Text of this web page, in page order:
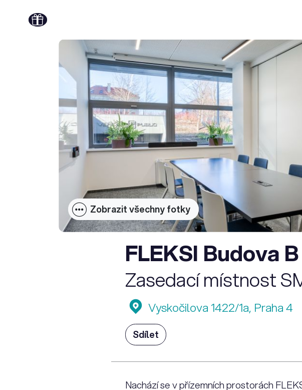
Zobrazit všechny fotky
FLEKSI Budova B
Zasedací místnost
Vyskočilova 1422/1a, Praha 4
Sdílet
Nachází se v přízemních prostorách